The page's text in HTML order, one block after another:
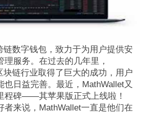
链数字钱包，致力于为用户提供安
服务。在过去的几年里，
块链行业取得了巨大的成功，用户
也日益完善。最近，MathWallet又
程碑——其苹果版正式上线啦！
者来说，MathWallet一直是他们在